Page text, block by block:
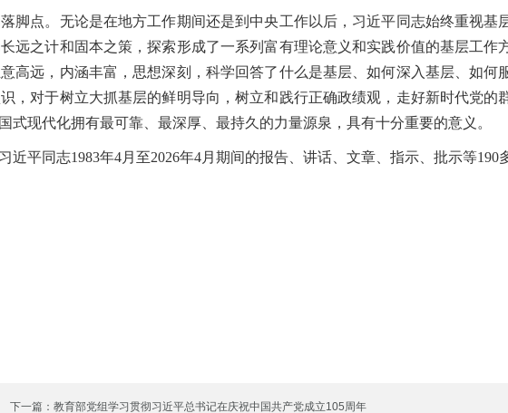
点。无论是在地方工作期间还是到中央工作以后，习近平同志始终重视基
远之计和固本之策，探索形成了一系列富有理论意义和实践价值的基层工作
高远，内涵丰富，思想深刻，科学回答了什么是基层、如何深入基层、如何
，对于树立大抓基层的鲜明导向，树立和践行正确政绩观，走好新时代党的
现代化拥有最可靠、最深厚、最持久的力量源泉，具有十分重要的意义。
平同志1983年4月至2026年4月期间的报告、讲话、文章、指示、批示等190
下一篇：教育部党组学习贯彻习近平总书记在庆祝中国共产党成立105周年